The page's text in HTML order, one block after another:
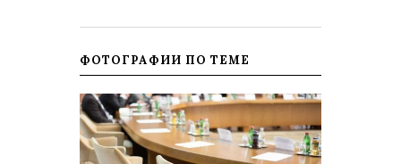
ФОТОГРАФИИ ПО ТЕМЕ